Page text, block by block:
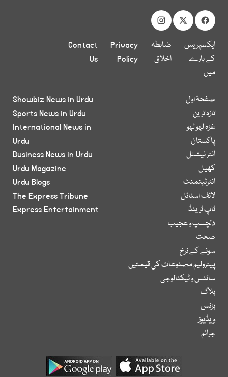
ایکسپریس
کے بارے
میں
ضابطہ
اخلاق
Privacy
Policy
Contact
Us
صفحۂ اول
تازہ ترین
غزہ لہو لہو
پاکستان
انٹر نیشنل
کھیل
انٹرٹینمنٹ
لائف اسٹائل
ٹاپ ٹرینڈ
دلچسپ و عجیب
صحت
سونے کے نرخ
پیٹرولیم مصنوعات کی قیمتیں
سائنس و ٹیکنالوجی
بلاگ
بزنس
ویڈیوز
جرائم
Showbiz News in Urdu
Sports News in Urdu
International News in
Urdu
Business News in Urdu
Urdu Magazine
Urdu Blogs
The Express Tribune
Express Entertainment